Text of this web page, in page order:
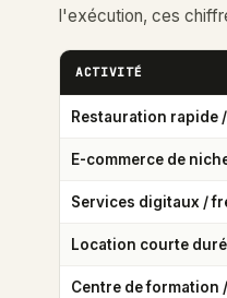
l'exécution, ces
ACTIVITÉ
Restauration rapide
E-commerce de
Services digitaux /
Location courte
Centre de formation